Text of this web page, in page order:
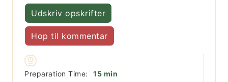
Udskriv opskrifter
Hop til kommentar
Preparation Time: 15minutter
min